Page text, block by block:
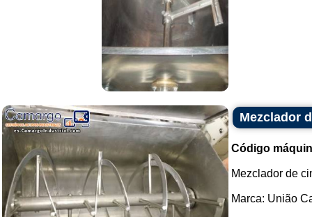
Mezclador
Código
Mezclador de
Marca: União